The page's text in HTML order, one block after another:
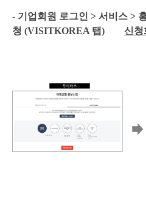
- 기업회원 로그인 > 서비스 >
청 (VISITKOREA 탭) 신청